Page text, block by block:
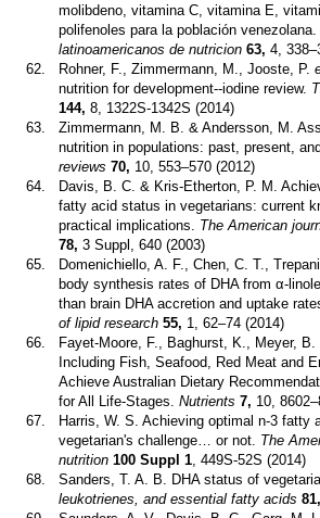
molibdeno, vitamina C, vitamina E,
polifenoles para la población
latinoamericanos de nutricion 63,4,
62.
Rohner, F., Zimmermann, M., Jooste, P.
nutrition for development--iodine review.
144,8, 1322S-1342S (2014)
63.
Zimmermann, M. B. & Andersson, M.
nutrition in populations: past, present,
reviews 70, 10, 553–570 (2012)
64.
Davis, B. C. & Kris-Etherton, P. M.
fatty acid status in vegetarians: current
practical implications. The American
78,3 Suppl, 640 (2003)
65.
Domenichiello, A. F., Chen, C. T.,
body synthesis rates of DHA from α-
than brain DHA accretion and uptake
of lipid research 55, 1, 62–74 (2014)
66.
Fayet-Moore, F., Baghurst, K., Meyer,
Including Fish, Seafood, Red Meat and
Achieve Australian Dietary
for All Life-Stages.Nutrients 7, 10,
67.
Harris, W. S. Achieving optimal n-3 fatty
vegetarian's challenge… or not. The
nutrition 100 Suppl 1 , 449S-52S (2014)
68.
Sanders, T. A. B. DHA status of
leukotrienes, and essential fatty acids 81,